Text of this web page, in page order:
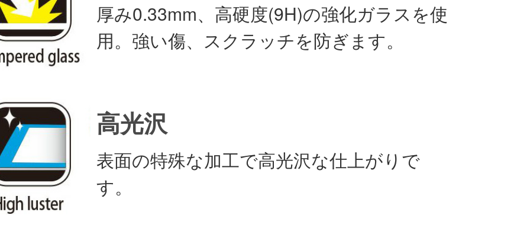
厚み0.33mm、高硬度(9H)の強化ガラスを使
用。強い傷、スクラッチを防ぎます。
高光沢
表面の特殊な加工で高光沢な仕上がりで
す。